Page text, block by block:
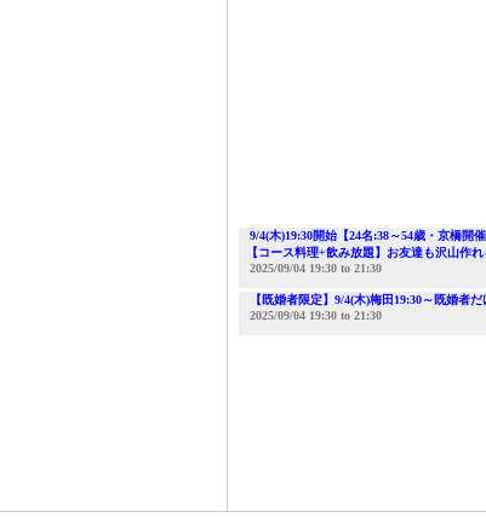
9/4(木)19:30開始【24名:38～54歳・京橋
【コース料理+飲み放題】お友達も沢山作
2025/09/04 19:30to 21:30
【既婚者限定】9/4(木)梅田19:30～既婚者
2025/09/04 19:30to 21:30